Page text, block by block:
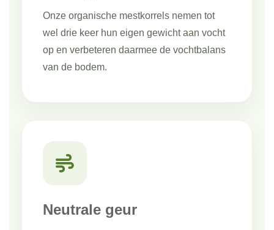
Onze organische mestkorrels nemen tot
wel drie keer hun eigen gewicht aan vocht
op en verbeteren daarmee de vochtbalans
van de bodem.
Neutrale geur